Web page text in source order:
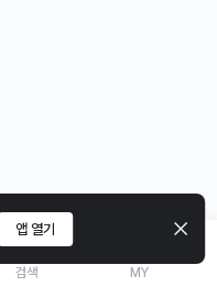
앱 열기
검색 MY